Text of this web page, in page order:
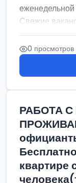
Свежие
0 просмотров
РАБОТА
квартире